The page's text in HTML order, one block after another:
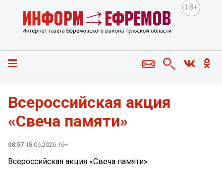
18+
Всероссийская акция
«Свеча памяти»
08:57 18.06.2026 16+
Всероссийская акция «Свеча памяти»